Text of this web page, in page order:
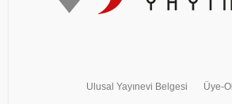
Ulusal Yayınevi Belgesi Üye-Ol